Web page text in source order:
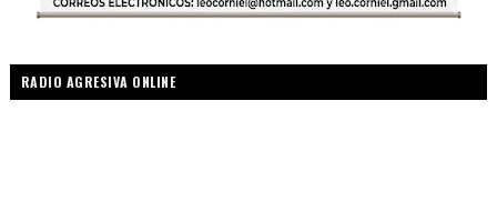
RADIO AGRESIVA ONLINE